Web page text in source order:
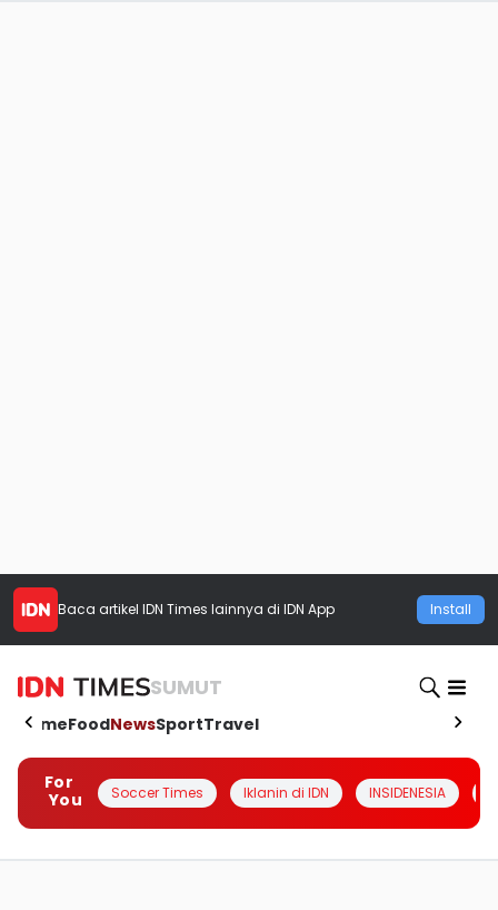
Baca artikel IDN Times lainnya di IDN App Install
SUMUT
HomeFoodNewsSportTravel
For
You
Soccer Times Iklanin di IDN INSIDENESIA